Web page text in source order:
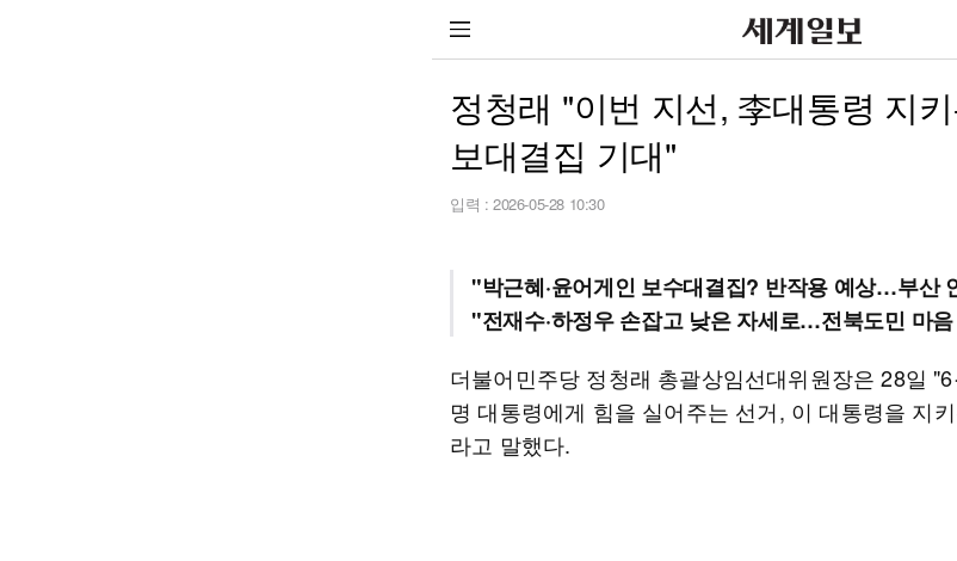
정청래 "이번 지선, 李대통령 지
보대결집 기대"
입력 : 2026-05-28 10:30
"박근혜·윤어게인 보수대결집? 반작용 예상…부산
"전재수·하정우 손잡고 낮은 자세로…전북도민 마
더불어민주당 정청래 총괄상임선대위원장은 28일
명 대통령에게 힘을 실어주는 선거, 이 대통령을 지
라고 말했다.